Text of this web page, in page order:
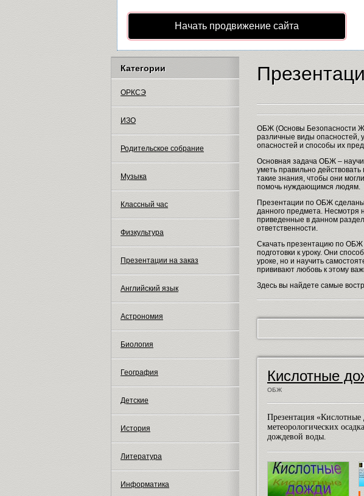
Начать продвижение сайта
Категории
ОРКСЭ
ИЗО
Родительское собрание
Музыка
Классный час
Физкультура
Презентации на заказ
Английский язык
Астрономия
Биология
География
Детские
История
Литература
Информатика
ОБЖ (Основы Безопасности
различные виды опасностей,
опасностей и способы их
Основная задача ОБЖ –
уметь правильно
такие знания, чтобы они
помочь нуждающимся людям.
Презентации по ОБЖ
данного предмета. Несмотря
приведенные в данном
ответственности.
Скачать презентацию по ОБЖ
подготовки к уроку. Они
уроке, но и научить
прививают любовь к этому
Здесь вы найдете самые
Кислотные
ОБЖ
Презентация
метеорологических
дождевой воды.